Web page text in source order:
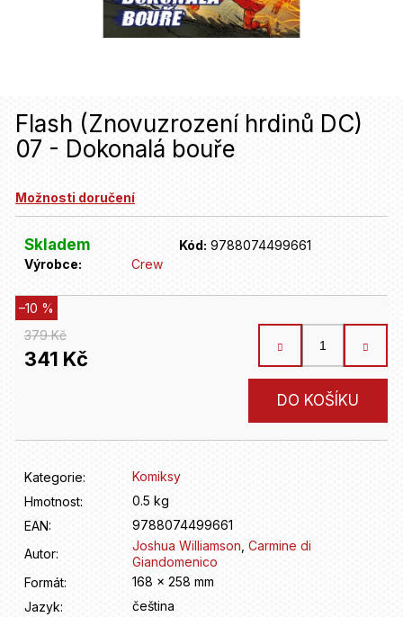
Flash (Znovuzrození hrdinů DC)
07 - Dokonalá bouře
Možnosti doručení
Skladem Kód: 9788074499661
Výrobce:
Crew
379 Kč
–10 %
341 Kč
DO KOŠÍKU
Kategorie:
Komiksy
Hmotnost:
0.5 kg
EAN:
9788074499661
Autor:
Joshua Williamson, Carmine di
Giandomenico
Formát:
168 x 258 mm
Jazyk:
čeština
n
a
í
?
D
r
č
u
e
m
e